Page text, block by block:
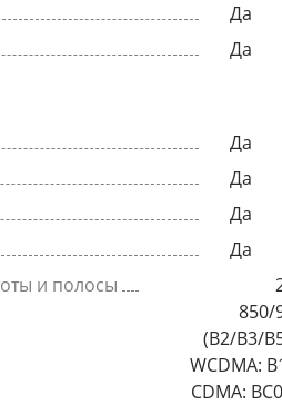
Да
Да
Да
Да
Да
Да
и полосы
850/
(B2/B3/
WCDMA:
CDMA: